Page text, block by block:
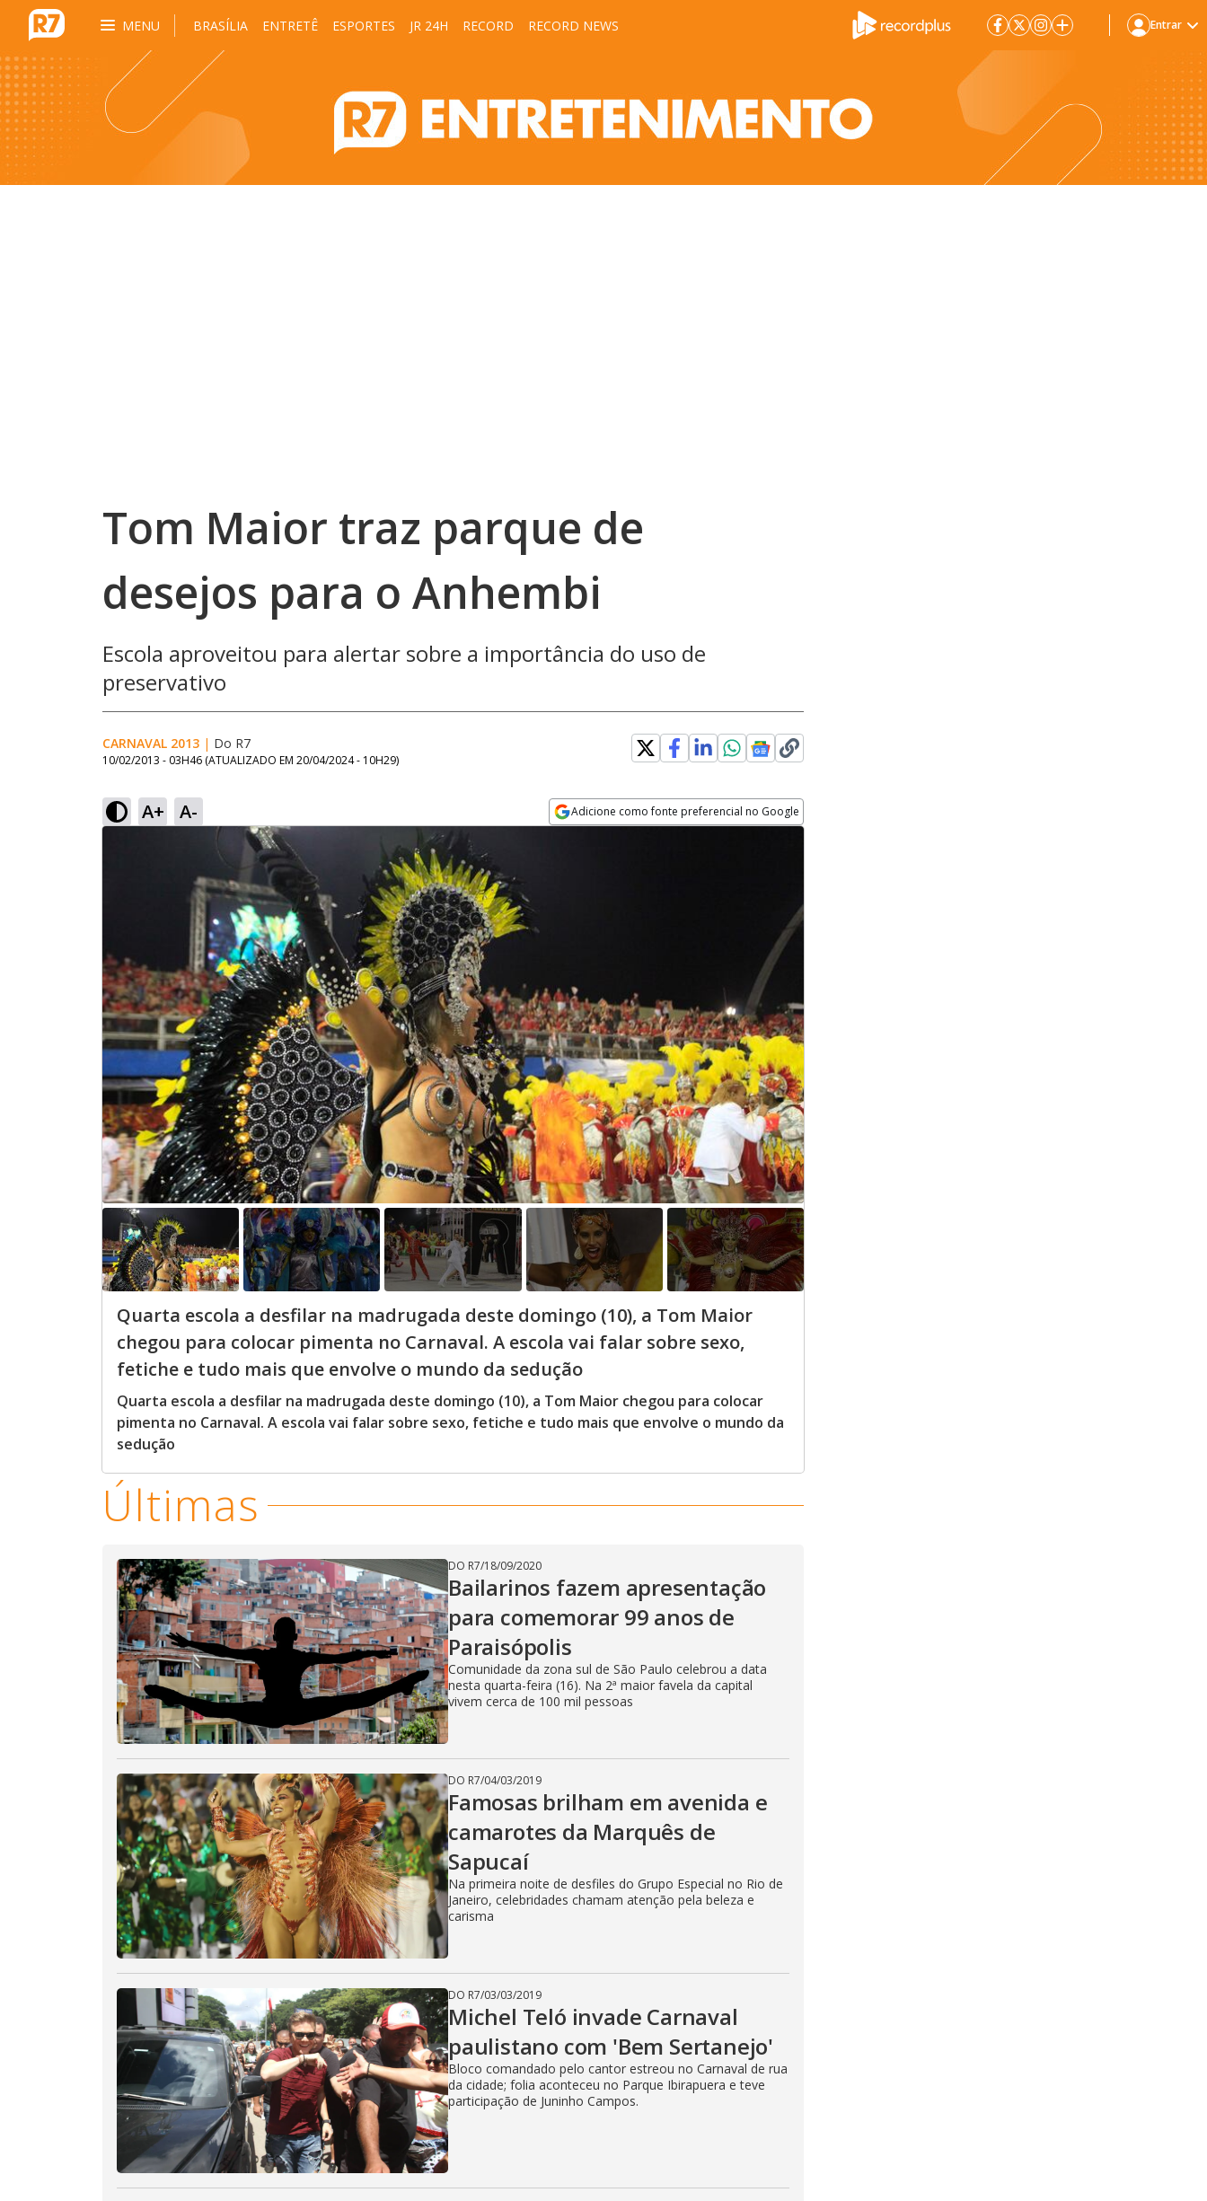
MENU BRASÍLIA ENTRETÊ ESPORTES JR 24H RECORD RECORD NEWS Entrar
Tom Maior traz parque de
desejos para o Anhembi
Escola aproveitou para alertar sobre a importância do uso de
preservativo
CARNAVAL 2013 | Do R7
10/02/2013 - 03H46 (ATUALIZADO EM 20/04/2024 - 10H29)
A+ A- Adicione como fonte preferencial no Google
Quarta escola a desfilar na madrugada deste domingo (10), a Tom Maior
chegou para colocar pimenta no Carnaval. A escola vai falar sobre sexo,
fetiche e tudo mais que envolve o mundo da sedução
Quarta escola a desfilar na madrugada deste domingo (10), a Tom Maior chegou para colocar
pimenta no Carnaval. A escola vai falar sobre sexo, fetiche e tudo mais que envolve o mundo da
sedução
Últimas
DO R7/18/09/2020
Bailarinos fazem apresentação
para comemorar 99 anos de
Paraisópolis
Comunidade da zona sul de São Paulo celebrou a data
nesta quarta-feira (16). Na 2ª maior favela da capital
vivem cerca de 100 mil pessoas
DO R7/04/03/2019
Famosas brilham em avenida e
camarotes da Marquês de
Sapucaí
Na primeira noite de desfiles do Grupo Especial no Rio de
Janeiro, celebridades chamam atenção pela beleza e
carisma
DO R7/03/03/2019
Michel Teló invade Carnaval
paulistano com 'Bem Sertanejo'
Bloco comandado pelo cantor estreou no Carnaval de rua
da cidade; folia aconteceu no Parque Ibirapuera e teve
participação de Juninho Campos.